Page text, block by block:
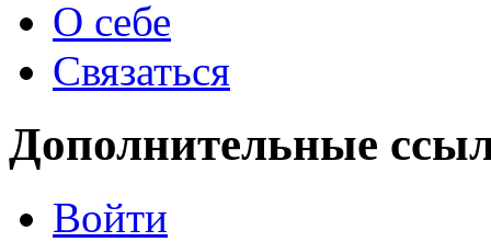
О себе
Связаться
Дополнительные
Войти